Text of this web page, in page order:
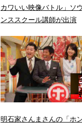
カワいい映像バトル」ソ
ンススクール講師が出演
明石家さんまさんの「ホ